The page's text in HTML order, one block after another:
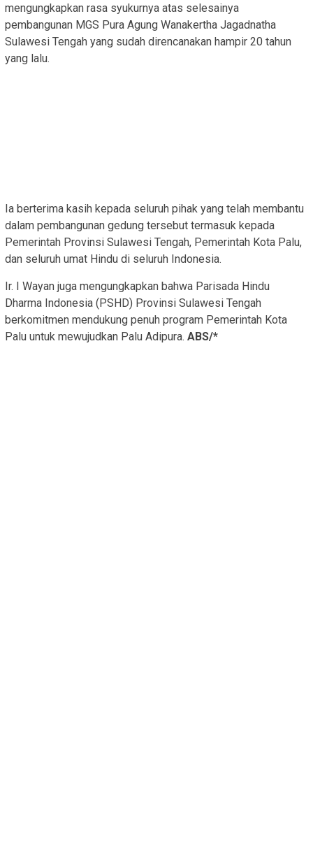
mengungkapkan rasa syukurnya atas selesainya
pembangunan MGS Pura Agung Wanakertha Jagadnatha
Sulawesi Tengah yang sudah direncanakan hampir 20 tahun
yang lalu.
Ia berterima kasih kepada seluruh pihak yang telah membantu
dalam pembangunan gedung tersebut termasuk kepada
Pemerintah Provinsi Sulawesi Tengah, Pemerintah Kota Palu,
dan seluruh umat Hindu di seluruh Indonesia.
Ir. I Wayan juga mengungkapkan bahwa Parisada Hindu
Dharma Indonesia (PSHD) Provinsi Sulawesi Tengah
berkomitmen mendukung penuh program Pemerintah Kota
Palu untuk mewujudkan Palu Adipura. ABS/*